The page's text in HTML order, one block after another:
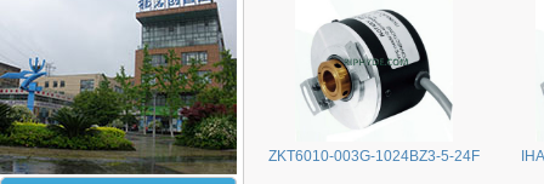
ZKT6010-003G-1024BZ3-5-24F